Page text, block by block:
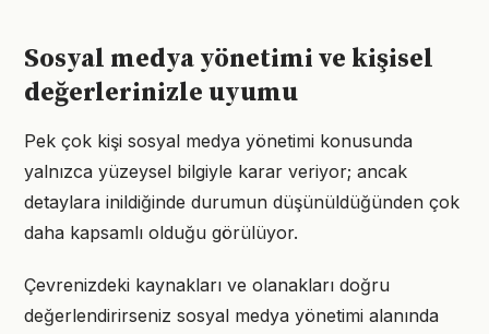
Sosyal medya yönetimi ve kişisel
değerlerinizle uyumu
Pek çok kişi sosyal medya yönetimi konusunda
yalnızca yüzeysel bilgiyle karar veriyor; ancak
detaylara inildiğinde durumun düşünüldüğünden çok
daha kapsamlı olduğu görülüyor.
Çevrenizdeki kaynakları ve olanakları doğru
değerlendirirseniz sosyal medya yönetimi alanında